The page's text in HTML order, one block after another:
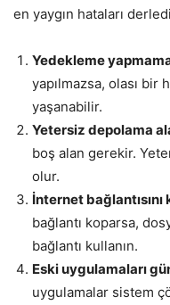
en yaygın hataları
Yedekleme
yapılmazsa, olası bir
yaşanabilir.
Yetersiz depolama
boş alan gerekir.
olur.
İnternet bağlantısını
bağlantı koparsa,
bağlantı kullanın.
Eski uygulamaları
uygulamalar sistem